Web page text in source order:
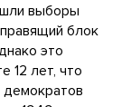
выборы
блок
это
12 лет, что
демократов